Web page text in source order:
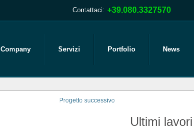
Contattaci: +39.080.3327570
Company Servizi Portfolio News
Progetto successivo
Ultimi lavori